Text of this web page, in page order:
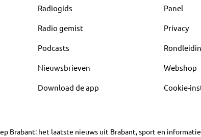
Radiogids
Radio gemist
Podcasts
Nieuwsbrieven
Download de app
Panel
Privacy
Webshop
Cookie-
Brabant: het laatste nieuws uit Brabant, sport en